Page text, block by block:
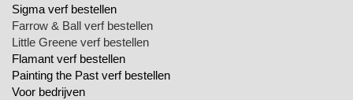
Sigma verf bestellen
Farrow & Ball verf bestellen
Little Greene verf bestellen
Flamant verf bestellen
Painting the Past verf bestellen
Voor bedrijven